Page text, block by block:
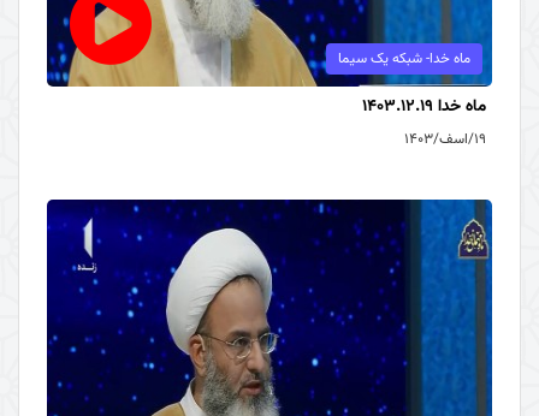
ماه خدا- شبکه یک سیما
ماه خدا 1403.12.19
۱۹/اسف/۱۴۰۳